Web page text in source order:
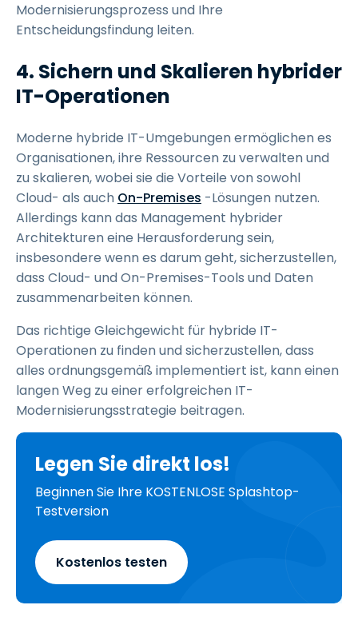
Modernisierungsprozess und Ihre
Entscheidungsfindung leiten.
4. Sichern und Skalieren hybrider
IT-Operationen
Moderne hybride IT-Umgebungen ermöglichen es
Organisationen, ihre Ressourcen zu verwalten und
zu skalieren, wobei sie die Vorteile von sowohl
Cloud- als auch On-Premises -Lösungen nutzen.
Allerdings kann das Management hybrider
Architekturen eine Herausforderung sein,
insbesondere wenn es darum geht, sicherzustellen,
dass Cloud- und On-Premises-Tools und Daten
zusammenarbeiten können.
Das richtige Gleichgewicht für hybride IT-
Operationen zu finden und sicherzustellen, dass
alles ordnungsgemäß implementiert ist, kann einen
langen Weg zu einer erfolgreichen IT-
Modernisierungsstrategie beitragen.
Legen Sie direkt los!
Beginnen Sie Ihre KOSTENLOSE Splashtop-
Testversion
Kostenlos testen